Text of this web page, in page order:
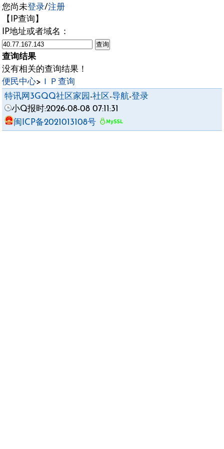
您尚未登录/注册
【IP查询】
IP地址或者域名：
查询结果
没有相关的查询结果！
便民中心> ＩＰ查询
特讯网3GQQ社区家园 -社区 -导航-登录
小Q报时:2026-08-08 07:11:31
闽ICP备2021013108号